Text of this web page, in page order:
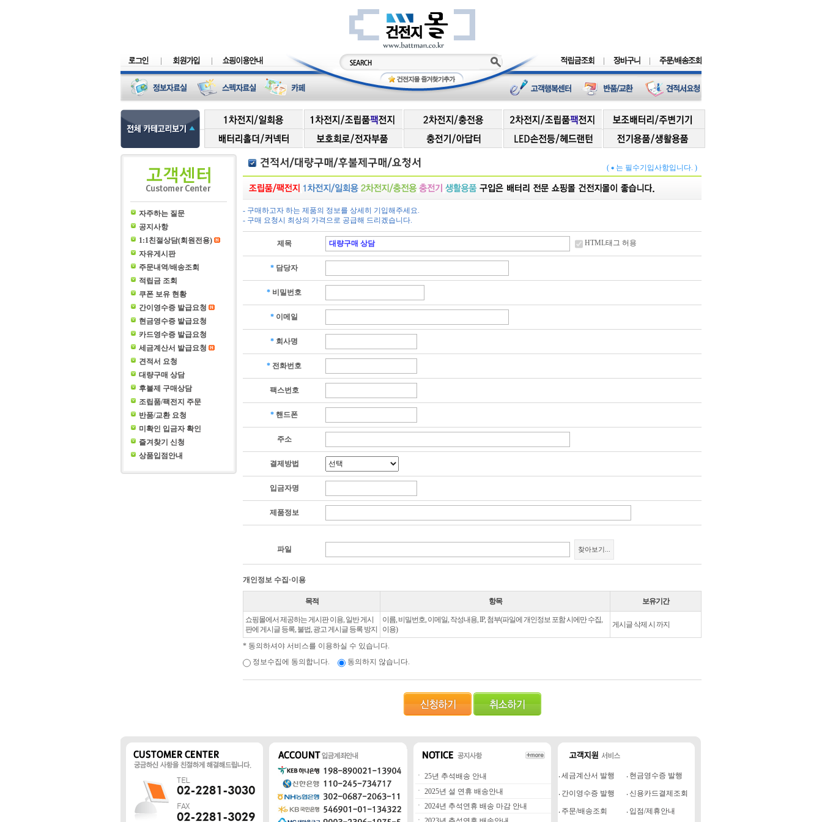
자주하는 질문
공지사항
1:1친절상담(회원전용)
자유게시판
주문내역/배송조회
적립금 조회
쿠폰 보유 현황
간이영수증 발급요청
현금영수증 발급요청
카드영수증 발급요청
세금계산서 발급요청
견적서 요청
대량구매 상담
후불제 구매상담
조립품/팩전지 주문
반품/교환 요청
미확인 입금자 확인
즐겨찾기 신청
상품입점안내
( 는 필수기입사항입니다. )
- 구매하고자 하는 제품의 정보를 상세히 기입해주세요.
- 구매 요청시 최상의 가격으로 공급해 드리겠습니다.
제목 HTML태그 허용
* 담당자
* 비밀번호
* 이메일
* 회사명
* 전화번호
팩스번호
* 핸드폰
주소
결제방법
입금자명
제품정보
파일 찾아보기...
개인정보 수집·이용
목적 항목 보유기간
쇼핑몰에서 제공하는 게시판 이용, 일반 게시
판에 게시글 등록, 불법, 광고 게시글 등록 방지
이름, 비밀번호, 이메일, 작성내용, IP, 첨부(파일에 개인정보 포함 시에만 수집,
이용)
게시글 삭제 시 까지
* 동의하셔야 서비스를 이용하실 수 있습니다.
정보수집에 동의합니다.
동의하지 않습니다.
ㆍ 25년 추석배송 안내
ㆍ 2025년 설 연휴 배송안내
ㆍ 2024년 추석연휴 배송 마감 안내
ㆍ
세금계산서 발행 현금영수증 발행
간이영수증 발행 신용카드결제조회
주문/배송조회 입점/제휴안내